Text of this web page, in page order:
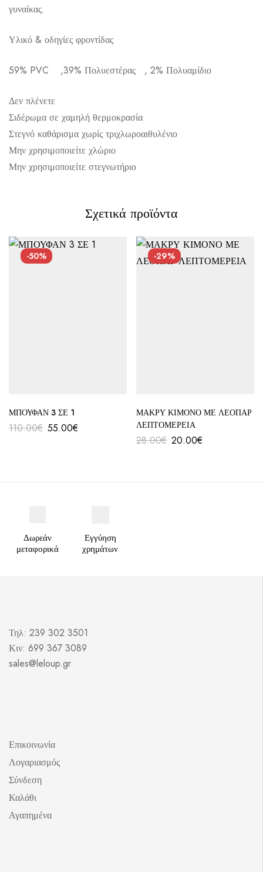
γυναίκας.
Υλικό & οδηγίες φροντίδας
59% PVC ,39% Πολυεστέρας , 2% Πολυαμίδιο
Δεν πλένετε
Σιδέρωμα σε χαμηλή θερμοκρασία
Στεγνό καθάρισμα χωρίς τριχλωροαιθυλένιο
Μην χρησιμοποιείτε χλώριο
Μην χρησιμοποιείτε στεγνωτήριο
Αποστολή σε πόλη: 2,50€
Αντικαταβολή: 2,50€
Σχετικά προϊόντα
-50%
ΜΠΟΥΦΑΝ 3 ΣΕ 1
110.00€ 55.00€
-29%
ΜΑΚΡΥ ΚΙΜΟΝΟ ΜΕ ΛΕΟΠΑΡ
ΛΕΠΤΟΜΕΡΕΙΑ
28.00€ 20.00€
Δωρεάν
μεταφορικά
Εγγύηση
χρημάτων
Τηλ: 239 302 3501
Κιν: 699 367 3089
sales@leloup.gr
Επικοινωνία
Λογαριασμός
Σύνδεση
Καλάθι
Αγαπημένα